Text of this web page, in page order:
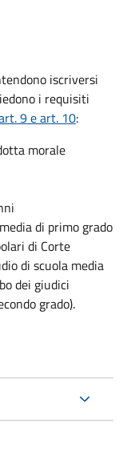
iscriversi
i requisiti
9 e art. 10:
morale
di primo grado
di Corte
di scuola media
dei giudici
grado).